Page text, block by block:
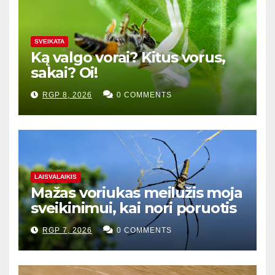
SVEIKATA
Ką valgo vorai? Kitus vorus,
sakai? Oi!
RGP 8, 2026 0 COMMENTS
LAISVALAIKIS
Mažas voriukas meilužis moja
sveikinimui, kai nori poruotis
RGP 7, 2026 0 COMMENTS